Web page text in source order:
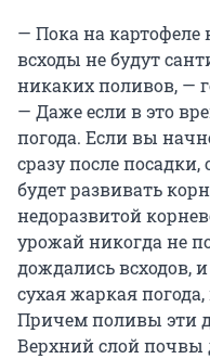
— Пока на картофеле
всходы не будут
никаких поливов, —
— Даже если в это
погода. Если вы
сразу после
будет развивать
недоразвитой
урожай никогда не
дождались всходов,
сухая жаркая
Причем поливы эти
Верхний слой почвы